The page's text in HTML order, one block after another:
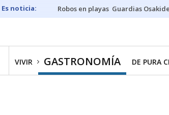
Robos en playas Guardias
VIVIR GASTRONOMÍA DE PURA